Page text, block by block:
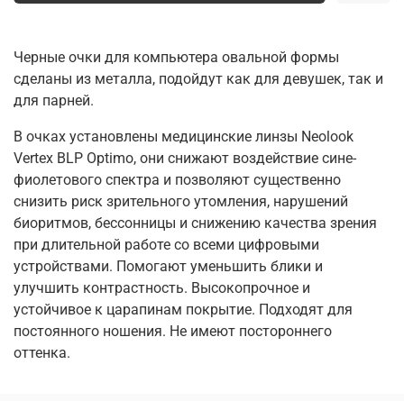
Черные очки для компьютера овальной формы
сделаны из металла, подойдут как для девушек, так и
для парней.
В очках установлены медицинские линзы Neolook
Vertex BLP Optimo, они снижают воздействие сине-
фиолетового спектра и позволяют существенно
снизить риск зрительного утомления, нарушений
биоритмов, бессонницы и снижению качества зрения
при длительной работе со всеми цифровыми
устройствами. Помогают уменьшить блики и
улучшить контрастность. Высокопрочное и
устойчивое к царапинам покрытие. Подходят для
постоянного ношения. Не имеют постороннего
оттенка.